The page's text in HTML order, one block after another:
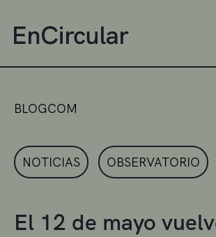
BLOGCOM
NOTICIAS OBSERVATORIO
El 12 de mayo